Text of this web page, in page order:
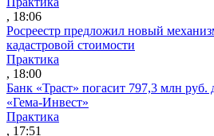
, 18:06
Росреестр предложил новый
кадастровой стоимости
Практика
, 18:00
Банк «Траст» погасит 797,3 млн
«Гема-Инвест»
Практика
, 17:51